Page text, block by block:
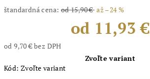
štandardná cena: od 15,90 € až –24 %
od 11,93 €
od9,70 €bez DPH
cena:
Zvoľte variant
Kód: Zvoľte variant